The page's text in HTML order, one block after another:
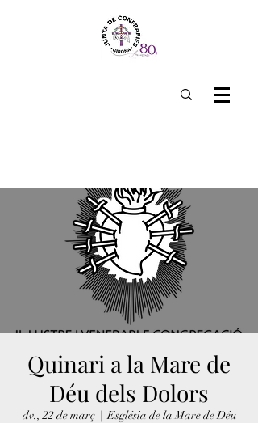
Quinari a la Mare de
Déu dels Dolors
dv., 22 de març
  |
Església de la Mare de Déu